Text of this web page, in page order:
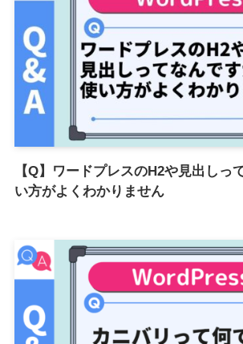
【Q】ワードプレスのH2や見出しっ
い方がよくわかりません